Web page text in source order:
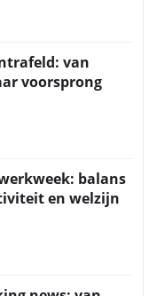
van
voorsprong
balans
en welzijn